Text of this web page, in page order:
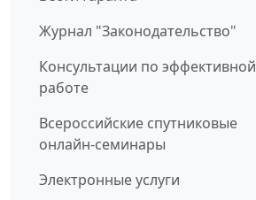
Журнал "Законодательство"
Консультации по эффективной
работе
Всероссийские спутниковые
онлайн-семинары
Электронные услуги